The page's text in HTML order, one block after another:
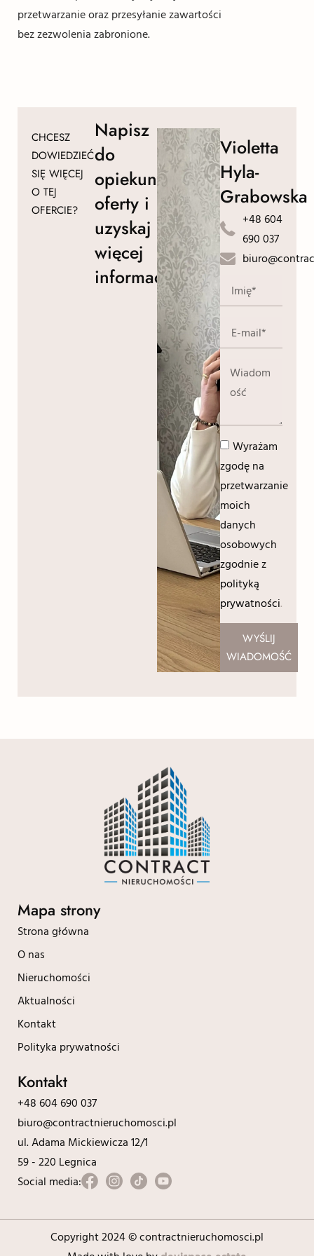
przetwarzanie oraz przesyłanie zawartości
bez zezwolenia zabronione.
CHCESZ
DOWIEDZIEĆ
SIĘ WIĘCEJ
O TEJ
OFERCIE?
Napisz
do
opiekuna
oferty i
uzyskaj
więcej
informacji!
Violetta
Hyla-
Grabowska
+48 604
690 037
Wyrażam
zgodę na
przetwarzanie
moich
danych
osobowych
zgodnie z
polityką
prywatności.
WYŚLIJ
WIADOMOŚĆ
Mapa strony
Strona główna
O nas
Nieruchomości
Aktualności
Kontakt
Polityka prywatności
Kontakt
+48 604 690 037
biuro@contractnieruchomosci.pl
ul. Adama Mickiewicza 12/1
59 - 220 Legnica
Social media:
Copyright 2024 © contractnieruchomosci.pl